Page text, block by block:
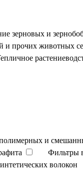
зерновых и
и прочих животных
и
Фильтры
волокон